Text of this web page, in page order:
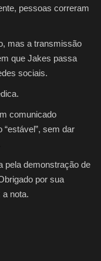
pessoas correram
mas a transmissão
que Jakes passa
sociais.
comunicado
sem dar
pela demonstração de
por sua
nota.